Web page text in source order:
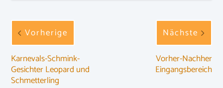
Vorherige
Karnevals-Schmink-
Gesichter Leopard und
Schmetterling
Nächste
Vorher-Nachher
Eingangsbereich